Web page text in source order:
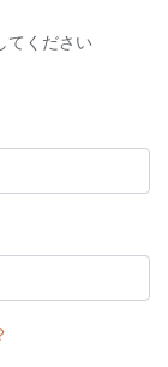
てください